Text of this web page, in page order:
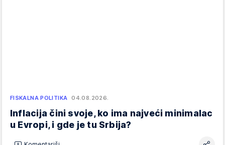
FISKALNA POLITIKA 04.08.2026.
Inflacija čini svoje, ko ima najveći minimalac
u Evropi, i gde je tu Srbija?